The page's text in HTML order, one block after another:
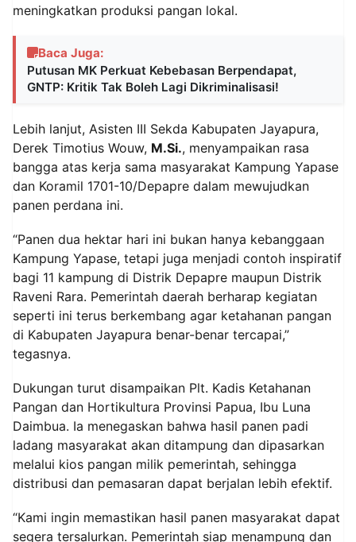
meningkatkan produksi pangan lokal.
Baca Juga:
Putusan MK Perkuat Kebebasan Berpendapat,
GNTP: Kritik Tak Boleh Lagi Dikriminalisasi!
Lebih lanjut, Asisten III Sekda Kabupaten Jayapura,
Derek Timotius Wouw, M.Si., menyampaikan rasa
bangga atas kerja sama masyarakat Kampung Yapase
dan Koramil 1701-10/Depapre dalam mewujudkan
panen perdana ini.
“Panen dua hektar hari ini bukan hanya kebanggaan
Kampung Yapase, tetapi juga menjadi contoh inspiratif
bagi 11 kampung di Distrik Depapre maupun Distrik
Raveni Rara. Pemerintah daerah berharap kegiatan
seperti ini terus berkembang agar ketahanan pangan
di Kabupaten Jayapura benar-benar tercapai,”
tegasnya.
Dukungan turut disampaikan Plt. Kadis Ketahanan
Pangan dan Hortikultura Provinsi Papua, Ibu Luna
Daimbua. Ia menegaskan bahwa hasil panen padi
ladang masyarakat akan ditampung dan dipasarkan
melalui kios pangan milik pemerintah, sehingga
distribusi dan pemasaran dapat berjalan lebih efektif.
“Kami ingin memastikan hasil panen masyarakat dapat
segera tersalurkan. Pemerintah siap menampung dan